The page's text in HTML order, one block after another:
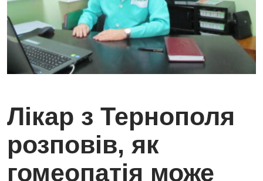
Лікар з Тернополя
розповів, як
гомеопатія може